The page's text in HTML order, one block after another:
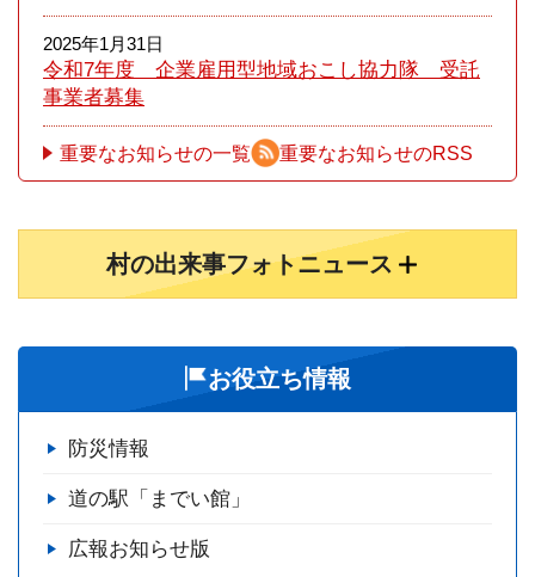
2025年1月31日
令和7年度 企業雇用型地域おこし協力隊 受託
事業者募集
重要なお知らせの一覧 重要なお知らせのRSS
村の出来事フォトニュース
お役立ち情報
防災情報
道の駅「までい館」
広報お知らせ版